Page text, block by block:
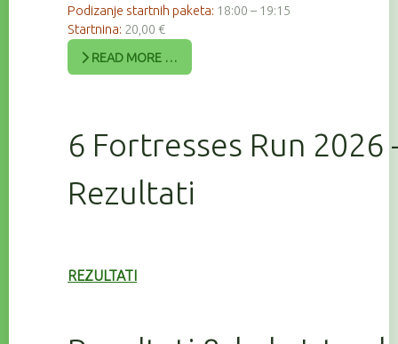
Podizanje startnih paketa: 18:00 – 19:15
Startnina: 20,00 €
READ MORE …
6 Fortresses Run 2026
Rezultati
REZULTATI